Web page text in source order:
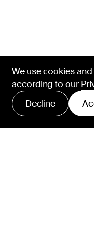
Privacy Policy
Open cookie banner
project
Discuss a project
We use cookies
according to our
Decline